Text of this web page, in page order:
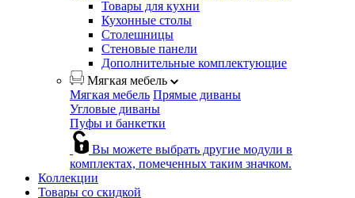
Товары для кухни
Кухонные столы
Столешницы
Стеновые панели
Дополнительные комплектующие
Мягкая мебель
Мягкая мебель Прямые диваны
Угловые диваны
Пуфы и банкетки
Вы можете выбрать другие модули в
комплектах, помеченных таким значком.
Коллекции
Товары со скидкой